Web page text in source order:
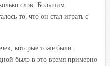
слов. Большим
то, что он стал играть с
которые тоже были
было в это время примерно